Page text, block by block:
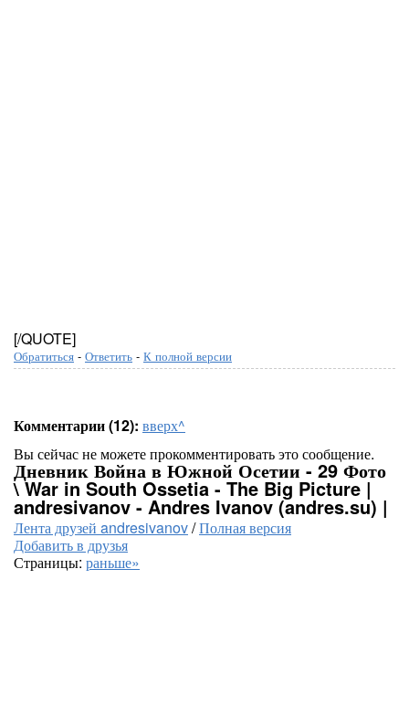
[/QUOTE]
Обратиться - Ответить - К полной версии
Комментарии (12): вверх^
Вы сейчас не можете прокомментировать это сообщение.
Дневник Война в Южной Осетии - 29 Фото
\ War in South Ossetia - The Big Picture |
andresivanov - Andres Ivanov (andres.su) |
Лента друзей andresivanov/Полная версия
Добавить в друзья
Страницы: раньше»